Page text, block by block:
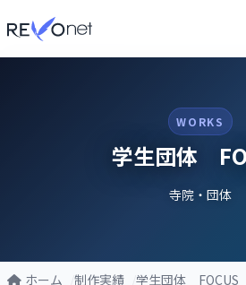
WORKS
学生団体
寺院・団体
ホーム 制作実績 学生団体 FOCUS